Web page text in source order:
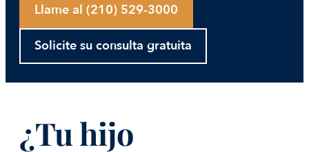
Llame al (210) 529-3000
Solicite su consulta gratuita
¿Tu hijo